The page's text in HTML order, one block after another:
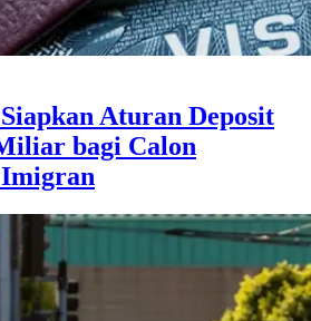
Aturan Deposit
bagi Calon
Imigran